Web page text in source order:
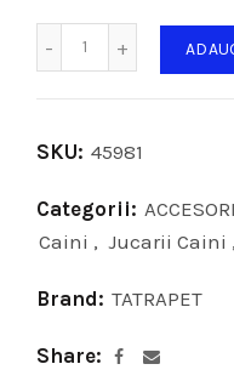
SKU: 45981
Categorii:
Caini , Jucarii Caini ,
Brand: TATRAPET
Share